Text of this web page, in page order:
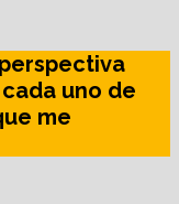
uno de
me